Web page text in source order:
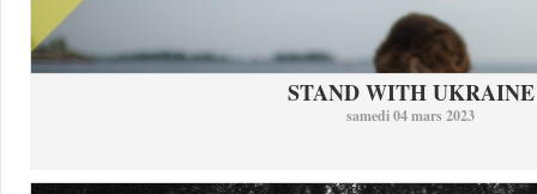
STAND WITH UKRAINE
samedi 04 mars 2023